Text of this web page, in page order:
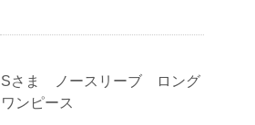
Sさま ノースリーブ ロング
ワンピース